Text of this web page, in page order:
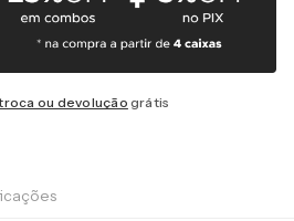
ou devolução grátis